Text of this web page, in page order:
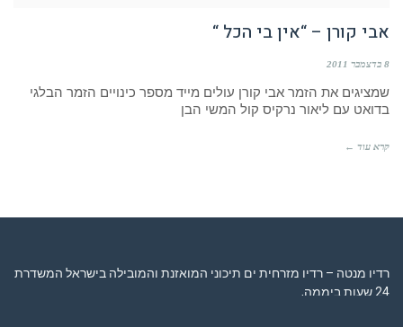
אבי קורן – “אין בי הכל “
8 בדצמבר 2011
שמציגים את הזמר אבי קורן עולים מייד מספר כינויים הזמר הבלגי
בדואט עם ליאור נרקיס קול המשי הבן
קרא עוד ←
רדיו מנטה – רדיו מזרחית ים תיכוני המואזנת והמובילה בישראל המשדרת
24 שעות ביממה,